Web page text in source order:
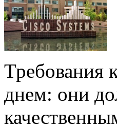
Требования
днем: они